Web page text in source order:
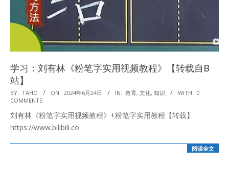
学习：刘有林《粉笔字实用视频教程》【转载自B
站】
2024-
06-
24
BY: TAHO ON: 2024年6月24日 IN: 教育, 文化, 知识 WITH: 0
COMMENTS
刘有林《粉笔字实用视频教程》+粉笔字实用教程【转载】
https://www.bilibili.co
阅读全文